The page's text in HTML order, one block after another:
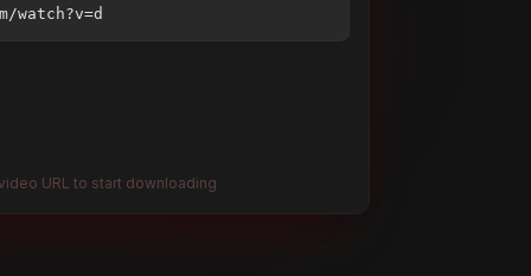
URL to start downloading
Tokyo Streets